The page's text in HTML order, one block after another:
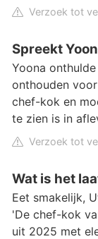
Verzoek tot
Spreekt
Yoona
onthouden voor
chef-kok en
te zien is in
Verzoek tot
Wat is het
Eet smakelijk,
'De chef-kok
uit 2025 met